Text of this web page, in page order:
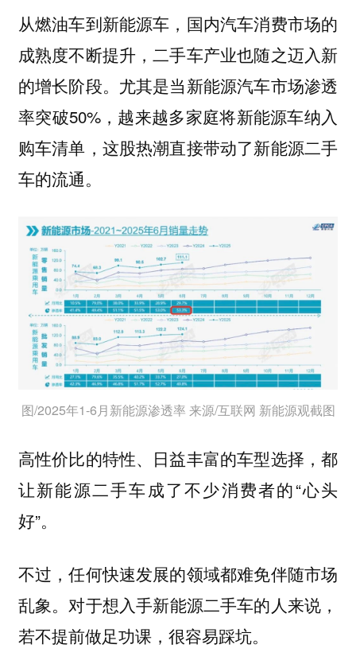
从燃油车到新能源车，国内汽车消费市场的
成熟度不断提升，二手车产业也随之迈入新
的增长阶段。尤其是当新能源汽车市场渗透
率突破50%，越来越多家庭将新能源车纳入
购车清单，这股热潮直接带动了新能源二手
车的流通。
图/2025年1-6月新能源渗透率 来源/互联网 新能源观截图
高性价比的特性、日益丰富的车型选择，都
让新能源二手车成了不少消费者的“心头
好”。
不过，任何快速发展的领域都难免伴随市场
乱象。 对于想入手新能源二手车的人来说，
若不提前做足功课，很容易踩坑。